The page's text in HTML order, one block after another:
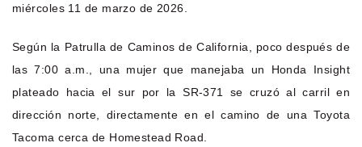
miércoles 11 de marzo de 2026.
Según la Patrulla de Caminos de California, poco después de
las 7:00 a.m., una mujer que manejaba un Honda Insight
plateado hacia el sur por la SR-371 se cruzó al carril en
dirección norte, directamente en el camino de una Toyota
Tacoma cerca de Homestead Road.